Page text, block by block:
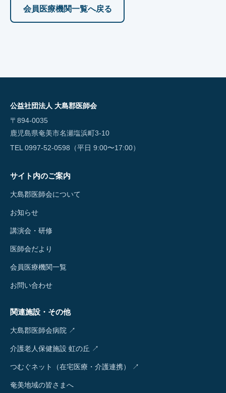
会員医療機関一覧へ戻る
公益社団法人 大島郡医師会
〒894-0035
鹿児島県奄美市名瀬塩浜町3-10
TEL 0997-52-0598（平日 9:00〜17:00）
サイト内のご案内
大島郡医師会について
お知らせ
講演会・研修
医師会だより
会員医療機関一覧
お問い合わせ
関連施設・その他
大島郡医師会病院 ↗
介護老人保健施設 虹の丘 ↗
つむぐネット（在宅医療・介護連携） ↗
奄美地域の皆さまへ